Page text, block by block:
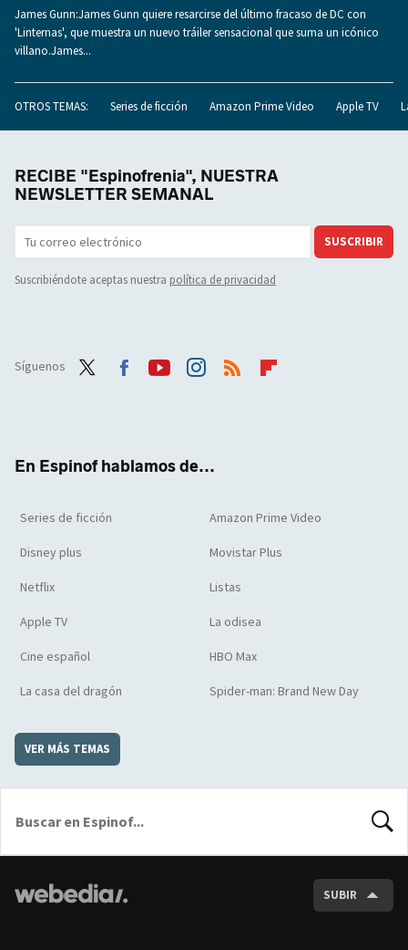
James Gunn:James Gunn quiere resarcirse del último fracaso de DC con
'Linternas', que muestra un nuevo tráiler sensacional que suma un icónico
villano.James...
OTROS TEMAS: Series de ficción Amazon Prime Video Apple TV
RECIBE "Espinofrenia", NUESTRA
NEWSLETTER SEMANAL
SUSCRIBIR
Suscribiéndote aceptas nuestra política de privacidad
Síguenos
En Espinof hablamos de...
Series de ficción Amazon Prime Video
Disney plus Movistar Plus
Netflix Listas
Apple TV La odisea
Cine español HBO Max
La casa del dragón Spider-man: Brand New Day
VER MÁS TEMAS
SUBIR